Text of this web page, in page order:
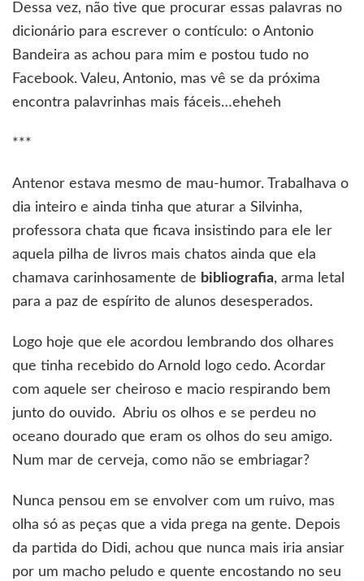
Dessa vez, não tive que procurar essas palavras no
dicionário para escrever o contículo: o Antonio
Bandeira as achou para mim e postou tudo no
Facebook. Valeu, Antonio, mas vê se da próxima
encontra palavrinhas mais fáceis…eheheh
***
Antenor estava mesmo de mau-humor. Trabalhava o
dia inteiro e ainda tinha que aturar a Silvinha,
professora chata que ficava insistindo para ele ler
aquela pilha de livros mais chatos ainda que ela
chamava carinhosamente de bibliografia, arma letal
para a paz de espírito de alunos desesperados.
Logo hoje que ele acordou lembrando dos olhares
que tinha recebido do Arnold logo cedo. Acordar
com aquele ser cheiroso e macio respirando bem
junto do ouvido. Abriu os olhos e se perdeu no
oceano dourado que eram os olhos do seu amigo.
Num mar de cerveja, como não se embriagar?
Nunca pensou em se envolver com um ruivo, mas
olha só as peças que a vida prega na gente. Depois
da partida do Didi, achou que nunca mais iria ansiar
por um macho peludo e quente encostando no seu